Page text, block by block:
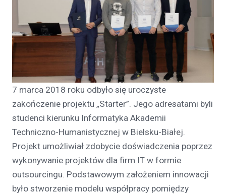
7 marca 2018 roku odbyło się uroczyste
zakończenie projektu „Starter”. Jego adresatami byli
studenci kierunku Informatyka Akademii
Techniczno-Humanistycznej w Bielsku-Białej.
Projekt umożliwiał zdobycie doświadczenia poprzez
wykonywanie projektów dla firm IT w formie
outsourcingu. Podstawowym założeniem innowacji
było stworzenie modelu współpracy pomiędzy